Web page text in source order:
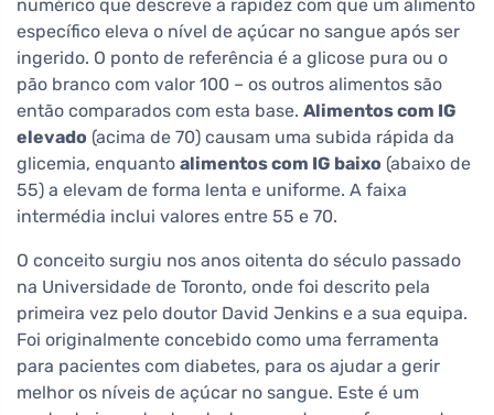
numérico que descreve a rapidez com que um alimento
específico eleva o nível de açúcar no sangue após ser
ingerido. O ponto de referência é a glicose pura ou o
pão branco com valor 100 – os outros alimentos são
então comparados com esta base. Alimentos com IG
elevado (acima de 70) causam uma subida rápida da
glicemia, enquanto alimentos com IG baixo (abaixo de
55) a elevam de forma lenta e uniforme. A faixa
intermédia inclui valores entre 55 e 70.
O conceito surgiu nos anos oitenta do século passado
na Universidade de Toronto, onde foi descrito pela
primeira vez pelo doutor David Jenkins e a sua equipa.
Foi originalmente concebido como uma ferramenta
para pacientes com diabetes, para os ajudar a gerir
melhor os níveis de açúcar no sangue. Este é um